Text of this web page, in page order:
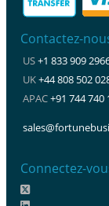
Contactez-
US+1 833 909
UK+44 808 502
APAC+91 744 740
Connectez-